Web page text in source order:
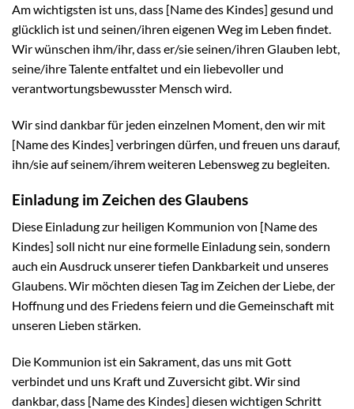
Am wichtigsten ist uns, dass [Name des Kindes] gesund und
glücklich ist und seinen/ihren eigenen Weg im Leben findet.
Wir wünschen ihm/ihr, dass er/sie seinen/ihren Glauben lebt,
seine/ihre Talente entfaltet und ein liebevoller und
verantwortungsbewusster Mensch wird.
Wir sind dankbar für jeden einzelnen Moment, den wir mit
[Name des Kindes] verbringen dürfen, und freuen uns darauf,
ihn/sie auf seinem/ihrem weiteren Lebensweg zu begleiten.
Einladung im Zeichen des Glaubens
Diese Einladung zur heiligen Kommunion von [Name des
Kindes] soll nicht nur eine formelle Einladung sein, sondern
auch ein Ausdruck unserer tiefen Dankbarkeit und unseres
Glaubens. Wir möchten diesen Tag im Zeichen der Liebe, der
Hoffnung und des Friedens feiern und die Gemeinschaft mit
unseren Lieben stärken.
Die Kommunion ist ein Sakrament, das uns mit Gott
verbindet und uns Kraft und Zuversicht gibt. Wir sind
dankbar, dass [Name des Kindes] diesen wichtigen Schritt